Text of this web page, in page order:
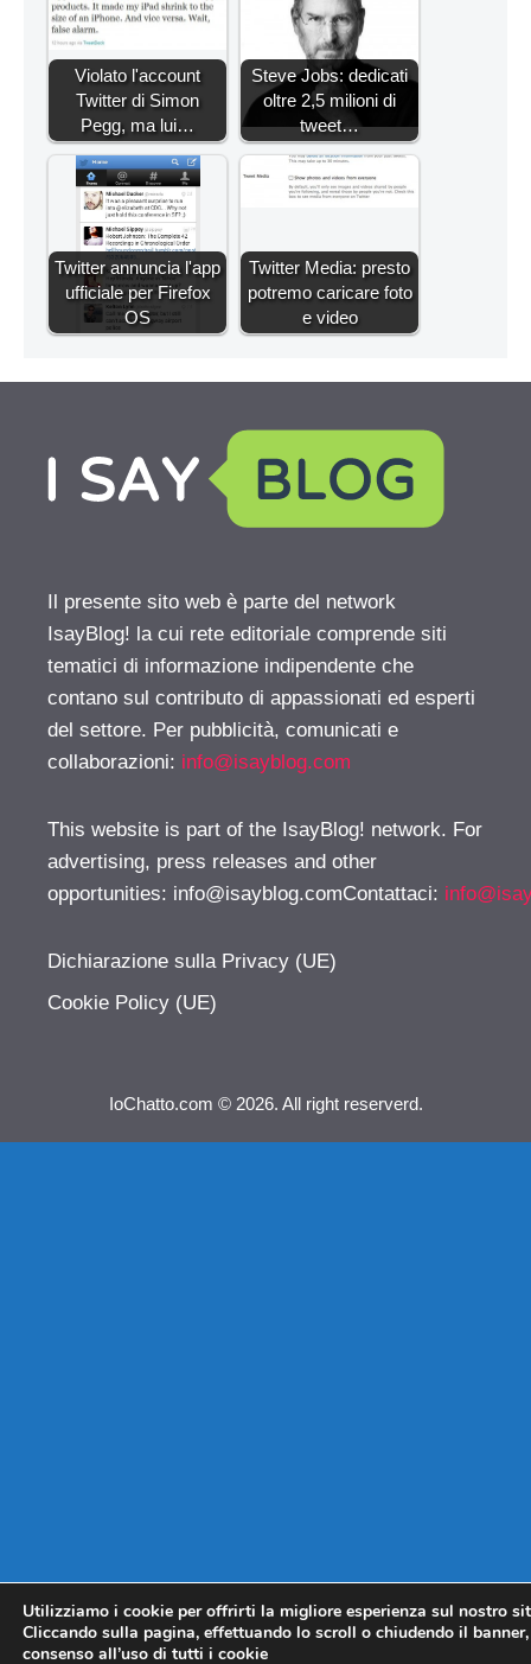
Violato l'account
Twitter di Simon
Pegg, ma lui…
Steve Jobs: dedicati
oltre 2,5 milioni di
tweet…
Twitter annuncia l'app
ufficiale per Firefox
OS
Twitter Media: presto
potremo caricare foto
e video
Il presente sito web è parte del network
IsayBlog! la cui rete editoriale comprende siti
tematici di informazione indipendente che
contano sul contributo di appassionati ed esperti
del settore. Per pubblicità, comunicati e
collaborazioni: info@isayblog.com
This website is part of the IsayBlog! network. For
advertising, press releases and other
opportunities: info@isayblog.comContattaci:
Dichiarazione sulla Privacy (UE)
Cookie Policy (UE)
IoChatto.com © 2026. All right reserverd.
Utilizziamo i cookie per offrirti la migliore esperienza sul nostro
Cliccando sulla pagina, effettuando lo scroll o chiudendo il
consenso all’uso di tutti i cookie